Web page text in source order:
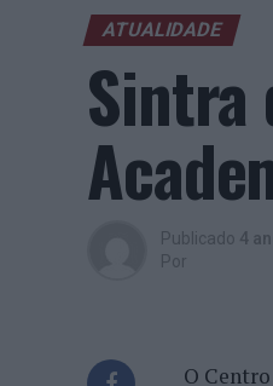
ATUALIDADE
Sintra
Publicado 4
Por
O